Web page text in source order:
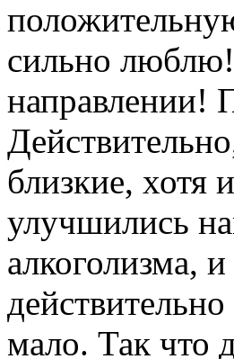
сильно
направлении!
близкие, хотя
улучшились
алкоголизма,
мало. Так что